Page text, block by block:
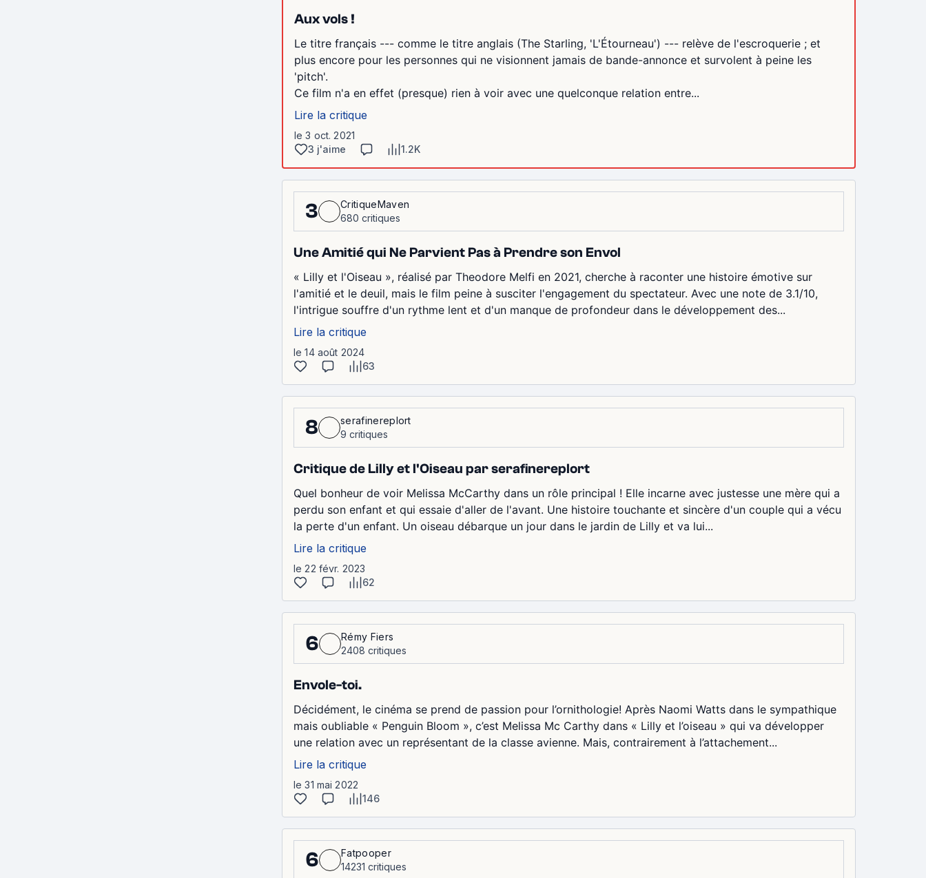
Aux vols !
Le titre français --- comme le titre anglais (The Starling, 'L'Étourneau') --- relève de l'escroquerie ; et
plus encore pour les personnes qui ne visionnent jamais de bande-annonce et survolent à peine les
'pitch'.
Ce film n'a en effet (presque) rien à voir avec une quelconque relation entre...
Lire la critique
le 3 oct. 2021
3 j'aime
1.2K
3
CritiqueMaven
680 critiques
Une Amitié qui Ne Parvient Pas à Prendre son Envol
« Lilly et l'Oiseau », réalisé par Theodore Melfi en 2021, cherche à raconter une histoire émotive sur
l'amitié et le deuil, mais le film peine à susciter l'engagement du spectateur. Avec une note de 3.1/10,
l'intrigue souffre d'un rythme lent et d'un manque de profondeur dans le développement des...
Lire la critique
le 14 août 2024
63
8
serafinereplort
9 critiques
Critique de Lilly et l'Oiseau par serafinereplort
Quel bonheur de voir Melissa McCarthy dans un rôle principal ! Elle incarne avec justesse une mère qui a
perdu son enfant et qui essaie d'aller de l'avant. Une histoire touchante et sincère d'un couple qui a vécu
la perte d'un enfant. Un oiseau débarque un jour dans le jardin de Lilly et va lui...
Lire la critique
le 22 févr. 2023
62
6
Rémy Fiers
2408 critiques
Envole-toi.
Décidément, le cinéma se prend de passion pour l’ornithologie! Après Naomi Watts dans le sympathique
mais oubliable « Penguin Bloom », c’est Melissa Mc Carthy dans « Lilly et l’oiseau » qui va développer
une relation avec un représentant de la classe avienne. Mais, contrairement à l’attachement...
Lire la critique
le 31 mai 2022
146
6
Fatpooper
14231 critiques